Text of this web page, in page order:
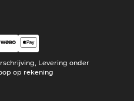
Levering onder
op rekening